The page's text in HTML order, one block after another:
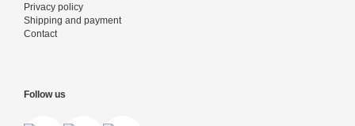
Privacy policy
Shipping and payment
Contact
Follow us